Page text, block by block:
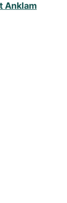
Anklam